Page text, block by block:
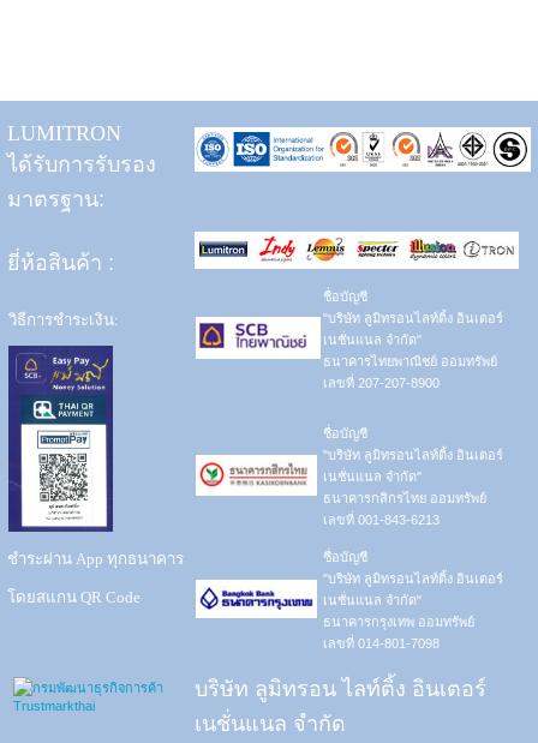
LUMITRON
ได้รับการรับรอง
มาตรฐาน:
ยี่ห้อสินค้า :
วิธีการชำระเงิน:
ชำระผ่าน App ทุกธนาคาร
โดยสแกน QR Code
ชื่อบัญชี
"บริษัท ลูมิทรอนไลท์ติ้ง อินเตอร์
เนชั่นแนล จำกัด"
ธนาคารไทยพาณิชย์ ออมทรัพย์
เลขที่ 207-207-8900
ชื่อบัญชี
"บริษัท ลูมิทรอนไลท์ติ้ง อินเตอร์
เนชั่นแนล จำกัด"
ธนาคารกสิกรไทย ออมทรัพย์
เลขที่ 001-843-6213
ชื่อบัญชี
"บริษัท ลูมิทรอนไลท์ติ้ง อินเตอร์
เนชั่นแนล จำกัด"
ธนาคารกรุงเทพ ออมทรัพย์
เลขที่ 014-801-7098
บริษัท ลูมิทรอน ไลท์ติ้ง อินเตอร์
เนชั่นแนล จำกัด